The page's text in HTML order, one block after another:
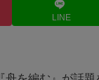
LINE